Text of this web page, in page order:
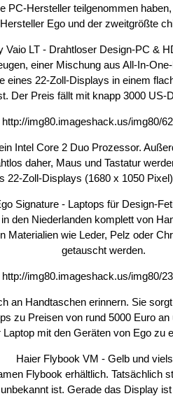
PC-Hersteller teilgenommen
Ego und der zweitgrößte
Vaio LT - Drahtloser Design-PC &
einer Mischung aus All-In-
eines 22-Zoll-Displays in einem
Der Preis fällt mit knapp 3000 US-
http://img80.imageshack.us/img80/
Intel Core 2 Duo Prozessor.
daher, Maus und Tastatur
22-Zoll-Displays (1680 x 1050
Signature - Laptops für Design-
den Niederlanden komplett von
Materialien wie Leder, Pelz oder
getauscht werden.
http://img80.imageshack.us/img80/
an Handtaschen erinnern. Sie
zu Preisen von rund 5000 Euro
mit den Geräten von Ego zu
Haier Flybook VM - Gelb und
Flybook erhältlich. Tatsächlich
ist. Gerade das Display